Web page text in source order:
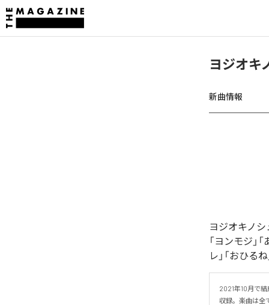
ヨジオキ
新曲情報
ヨジオキノ
「ヨンモジ」
レ」「おひる
2021年10月で
収録。楽曲は全